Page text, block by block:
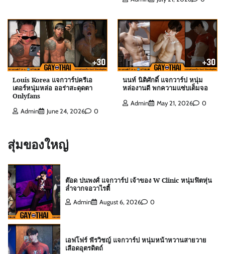
Louis Korea แจกวาร์ปครีเอ
เตอร์หนุ่มหล่อ ออร่าสะดุดตา
Onlyfans
Admin June 24, 2026 0
นนท์ นิติศักดิ์ แจกวาร์ป หนุ่ม
หล่องานดี พกความแซ่บเต็มจอ
Admin May 21, 2026 0
สุ่มของใหญ่
Admin August 6, 2026 0
ดิว ธีรภัทร แจกวาร์ป นักธุรกิจครีมไข่มุก เจ้าของ
ยอดผู้ติดตามหลักล้าน
Admin July 21, 2026 0
ต๊อด ปนพงศ์ แจกวาร์ป เจ้าของ W Clinic หนุ่มฟิตหุ่น
ล่ำจากจอวาไรตี้
Admin August 6, 2026 0
เอฟโฟร์ พีรวิชญ์ แจกวาร์ป หนุ่มหน้าหวานสายวาย
เลือดอุตรดิตถ์